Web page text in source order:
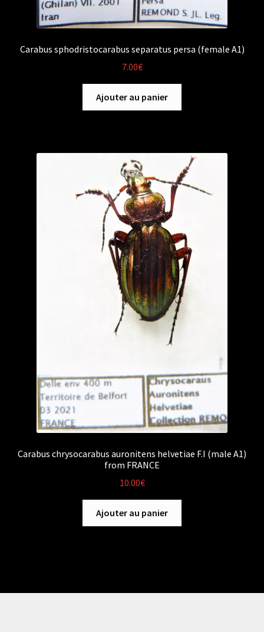
Carabus sphodristocarabus separatus persa (female A1)
7.00€
Ajouter au panier
Carabus chrysocarabus auronitens helvetiae F.I (male A1)
from FRANCE
10.00€
Ajouter au panier